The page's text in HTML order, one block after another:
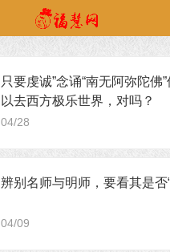
只要虔诚”念诵“南无阿弥陀佛
以去西方极乐世界，对吗？
04/28
辨别名师与明师，要看其是否
04/09